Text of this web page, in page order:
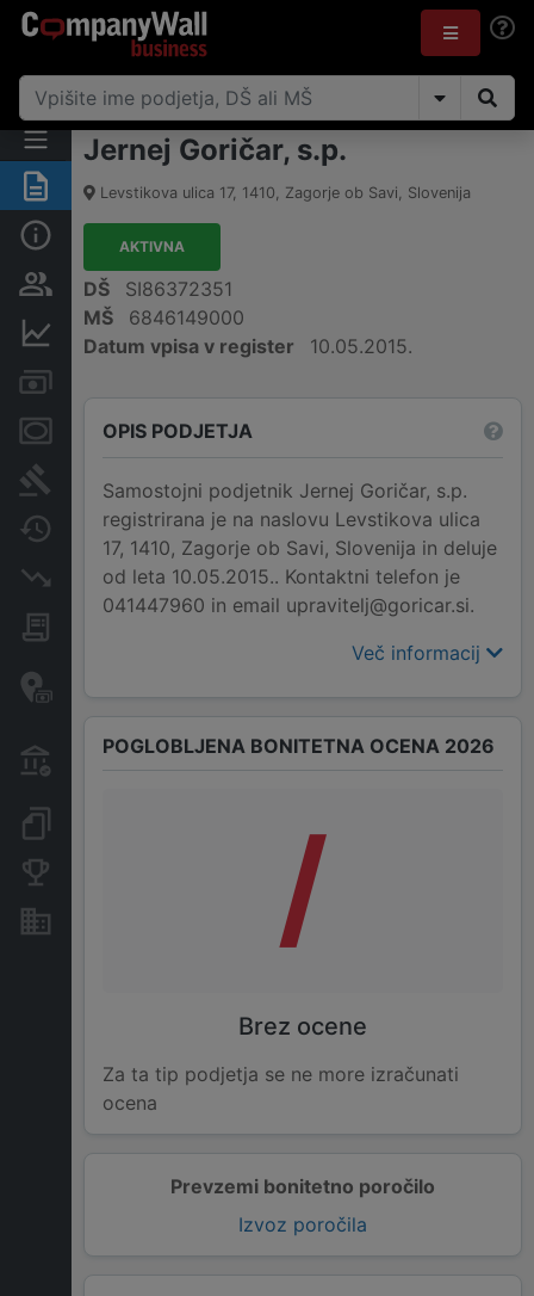
Povzetek
Odgovorne osebe in lastništvo
Zastavne pravice
Sodni postopki
Spremembe
Insolvenčni postopki
transakcije
Transakcije iz državnega
proračuna
Jernej Goričar, s.p.
Levstikova ulica 17, 1410, Zagorje ob Savi, Slovenija
AKTIVNA
DŠ
SI86372351
MŠ
6846149000
Datum vpisa v register
10.05.2015.
OPIS PODJETJA
Samostojni podjetnik Jernej Goričar, s.p.
registrirana je na naslovu Levstikova ulica
17, 1410, Zagorje ob Savi, Slovenija in deluje
od leta 10.05.2015.. Kontaktni telefon je
041447960 in email upravitelj@goricar.si.
Več informacij
Prevzemi bonitetno poročilo
Izvoz poročila
POGLOBLJENA BONITETNA OCENA 2026
/
Brez ocene
Za ta tip podjetja se ne more izračunati
ocena